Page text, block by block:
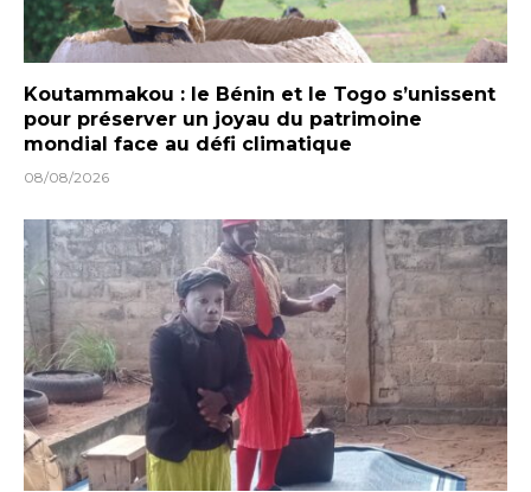
Koutammakou : le Bénin et le Togo s’unissent
pour préserver un joyau du patrimoine
mondial face au défi climatique
08/08/2026